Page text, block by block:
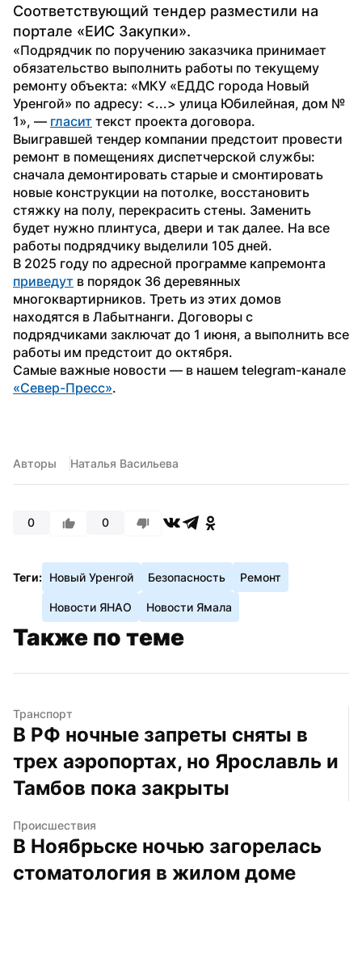
Соответствующий тендер разместили на
портале «ЕИС Закупки».
«Подрядчик по поручению заказчика принимает
обязательство выполнить работы по текущему
ремонту объекта: «МКУ «ЕДДС города Новый
Уренгой» по адресу: <...> улица Юбилейная, дом №
1», — гласит текст проекта договора.
Выигравшей тендер компании предстоит провести
ремонт в помещениях диспетчерской службы:
сначала демонтировать старые и смонтировать
новые конструкции на потолке, восстановить
стяжку на полу, перекрасить стены. Заменить
будет нужно плинтуса, двери и так далее. На все
работы подрядчику выделили 105 дней.
приведут в порядок 36 деревянных
многоквартирников. Треть из этих домов
находятся в Лабытнанги. Договоры с
подрядчиками заключат до 1 июня, а выполнить все
работы им предстоит до октября.
«Север-Пресс».
Авторы Наталья Васильева
0 0
Теги: Новый Уренгой Безопасность Ремонт
Новости ЯНАО Новости Ямала
Также по теме
Транспорт
В РФ ночные запреты сняты в
трех аэропортах, но Ярославль и
Тамбов пока закрыты
Происшествия
В Ноябрьске ночью загорелась
стоматология в жилом доме